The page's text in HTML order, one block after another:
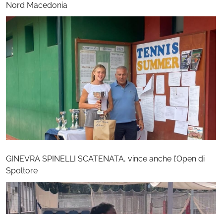
Nord Macedonia
GINEVRA SPINELLI SCATENATA, vince anche l’Open di
Spoltore